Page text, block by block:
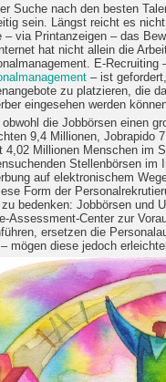
Suche nach den besten
sein. Längst reicht es
– via Printanzeigen – das
hat nicht allein die
E-Recruiting
– ist
zu platzieren, die
eingesehen werden
obwohl die Jobbörsen einen
9,4 Millionen, Jobrapido
4,02 Millionen Menschen im
Stellenbörsen im
auf elektronischem
Form der
bedenken: Jobbörsen und
Assessment-Center zur
ersetzen die
mögen diese jedoch